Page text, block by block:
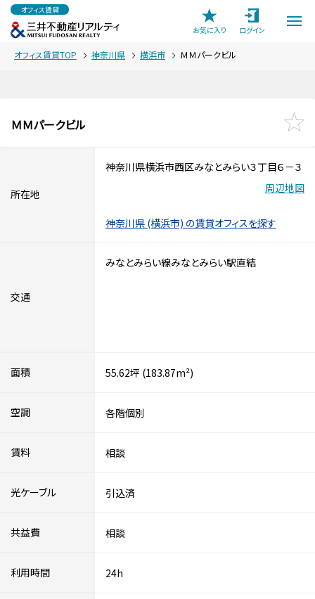
オフィス賃貸
お気に入り
ログイン
オフィス賃貸TOP 神奈川県 横浜市 ＭＭパークビル
ＭＭパークビル
所在地
神奈川県横浜市西区みなとみらい３丁目６－３
周辺地図
神奈川県 (横浜市) の賃貸オフィスを探す
交通
みなとみらい線みなとみらい駅直結
面積 55.62坪 (183.87m²)
空調 各階個別
賃料 相談
光ケーブル 引込済
共益費 相談
利用時間 24h